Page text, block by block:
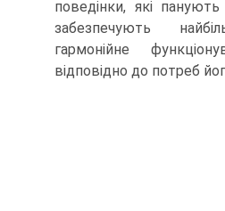
поведінки, які
забезпечують
гармонійне
відповідно до потреб